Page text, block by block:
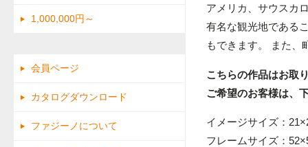
アメリカ、サウスカ
有名な観光地である
もできます。 また、
こちらの作品はお取
ご希望のお客様は、
イメージサイズ：
フレームサイズ：
1,000,000円～
会員ページ
カタログダウンロード
ファジーノについて